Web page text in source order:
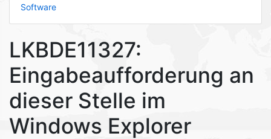
Software
LKBDE11327:
Eingabeaufforderung an
dieser Stelle im
Windows Explorer